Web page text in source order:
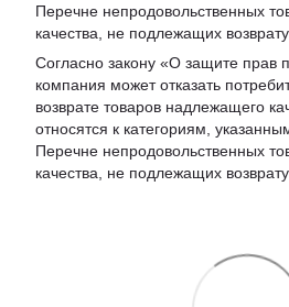
Перечне непродовольственных
качества, не подлежащих
Согласно закону «О защите прав
компания может отказать
возврате товаров надлежащего
относятся к категориям,
Перечне непродовольственных
качества, не подлежащих